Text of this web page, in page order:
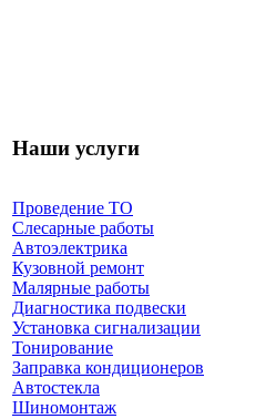
Наши услуги
Проведение ТО
Слесарные работы
Автоэлектрика
Кузовной ремонт
Малярные работы
Диагностика подвески
Установка сигнализации
Тонирование
Заправка кондиционеров
Автостекла
Шиномонтаж